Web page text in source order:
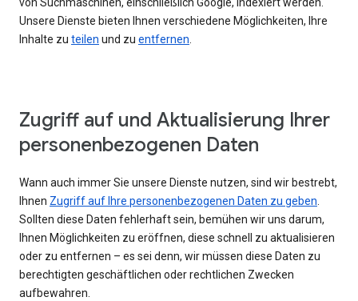
von Suchmaschinen, einschließlich Google, indexiert werden.
Unsere Dienste bieten Ihnen verschiedene Möglichkeiten, Ihre
Inhalte zu teilen und zu entfernen.
Zugriff auf und Aktualisierung Ihrer
personenbezogenen Daten
Wann auch immer Sie unsere Dienste nutzen, sind wir bestrebt,
Ihnen Zugriff auf Ihre personenbezogenen Daten zu geben.
Sollten diese Daten fehlerhaft sein, bemühen wir uns darum,
Ihnen Möglichkeiten zu eröffnen, diese schnell zu aktualisieren
oder zu entfernen – es sei denn, wir müssen diese Daten zu
berechtigten geschäftlichen oder rechtlichen Zwecken
aufbewahren.